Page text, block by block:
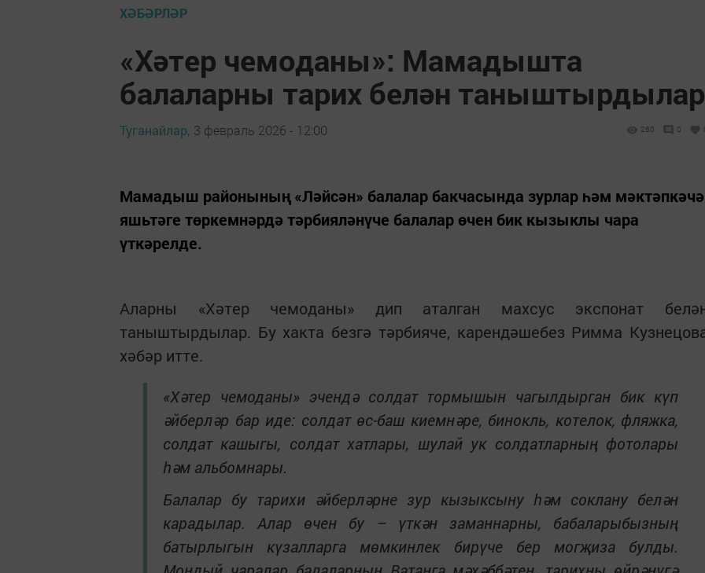
ХӘБӘРЛӘР
«Хәтер чемоданы»: Мамадышта
балаларны тарих белән таныштырдылар
Туганайлар, 3 февраль 2026 - 12:00 260 0
Мамадыш районының «Ләйсән» балалар бакчасында зурлар һәм мәктәпкәчә
яшьтәге төркемнәрдә тәрбияләнүче балалар өчен бик кызыклы чара
үткәрелде.
Аларны «Хәтер чемоданы» дип аталган махсус экспонат
таныштырдылар. Бу хакта безгә тәрбияче, карендәшебез Римма
хәбәр итте.
«Хәтер чемоданы» эчендә солдат тормышын чагылдырган бик күп
әйберләр бар иде: солдат өс-баш киемнәре, бинокль, котелок, фляжка,
солдат кашыгы, солдат хатлары, шулай ук солдатларның фотолары
һәм альбомнары.
Балалар бу тарихи әйберләрне зур кызыксыну һәм соклану белән
карадылар. Алар өчен бу – үткән заманнарны, бабаларыбызның
батырлыгын күзалларга мөмкинлек бирүче бер могҗиза булды.